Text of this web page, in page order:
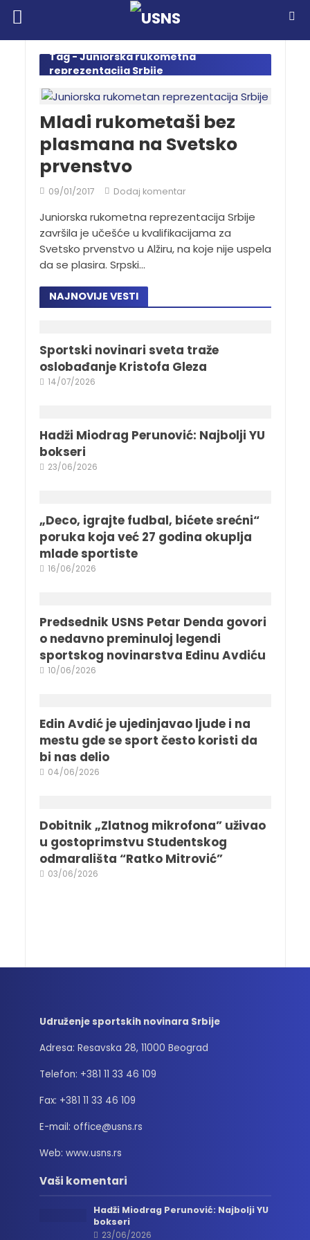
Tag - Juniorska rukometna
reprezentacija Srbije
Mladi rukometaši bez
plasmana na Svetsko
prvenstvo
09/01/2017 Dodaj komentar
Juniorska rukometna reprezentacija Srbije
završila je učešće u kvalifikacijama za
Svetsko prvenstvo u Alžiru, na koje nije uspela
da se plasira. Srpski...
NAJNOVIJE VESTI
Sportski novinari sveta traže
oslobađanje Kristofa Gleza
14/07/2026
Hadži Miodrag Perunović: Najbolji YU
bokseri
23/06/2026
„Deco, igrajte fudbal, bićete srećni“
poruka koja već 27 godina okuplja
mlade sportiste
16/06/2026
Predsednik USNS Petar Denda govori
o nedavno preminuloj legendi
sportskog novinarstva Edinu Avdiću
10/06/2026
Edin Avdić je ujedinjavao ljude i na
mestu gde se sport često koristi da
bi nas delio
04/06/2026
Dobitnik „Zlatnog mikrofona” uživao
u gostoprimstvu Studentskog
odmarališta “Ratko Mitrović”
03/06/2026
Udruženje sportskih novinara Srbije
Adresa: Resavska 28, 11000 Beograd
Telefon: +381 11 33 46 109
Fax: +381 11 33 46 109
E-mail: office@usns.rs
Web: www.usns.rs
Vaši komentari
Hadži Miodrag Perunović: Najbolji YU
bokseri
23/06/2026